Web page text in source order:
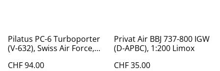
Pilatus PC-6 Turboporter
(V-632), Swiss Air Force,
CHF 94.00
Privat Air BBJ 737-800 IGW
(D-APBC), 1:200 Limox
CHF 35.00